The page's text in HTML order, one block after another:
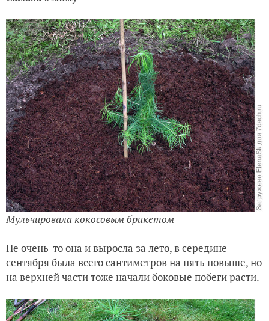
Мульчировала кокосовым брикетом
Не очень-то она и выросла за лето, в середине
сентября была всего сантиметров на пять повыше, но
на верхней части тоже начали боковые побеги расти.